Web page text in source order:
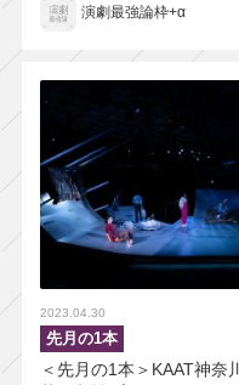
演劇最強論枠+α
2023.04.30
先月の1本
＜先月の1本＞KAAT神奈川